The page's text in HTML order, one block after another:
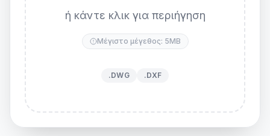
ή κάντε κλικ για περιήγηση
Μέγιστο μέγεθος: 5MB
.DWG .DXF